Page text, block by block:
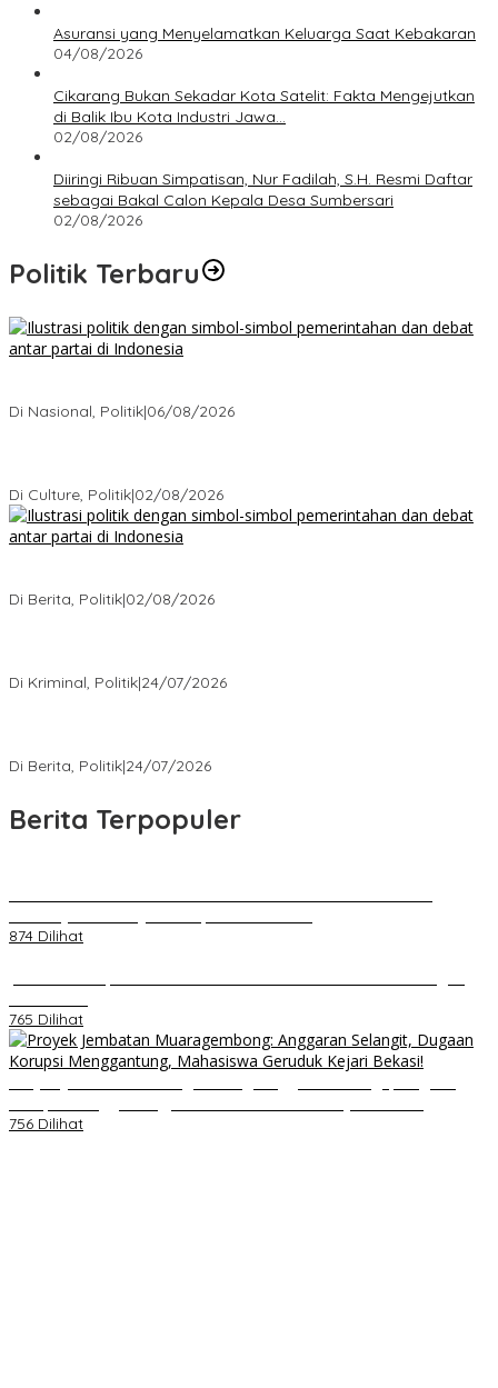
Asuransi yang Menyelamatkan Keluarga Saat Kebakaran
04/08/2026
Cikarang Bukan Sekadar Kota Satelit: Fakta Mengejutkan
di Balik Ibu Kota Industri Jawa…
02/08/2026
Diiringi Ribuan Simpatisan, Nur Fadilah, S.H. Resmi Daftar
sebagai Bakal Calon Kepala Desa Sumbersari
02/08/2026
Politik Terbaru
Di Nasional, Politik|06/08/2026
Di Culture, Politik|02/08/2026
Di Berita, Politik|02/08/2026
Di Kriminal, Politik|24/07/2026
Di Berita, Politik|24/07/2026
Berita Terpopuler
874 Dilihat
765 Dilihat
756 Dilihat